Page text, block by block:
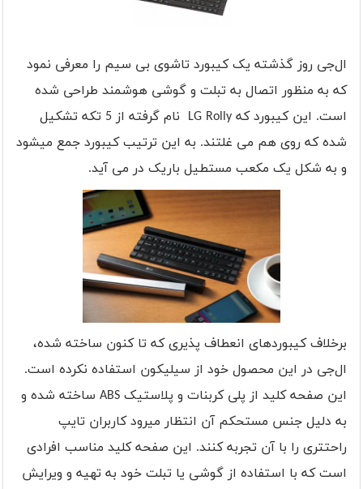
ال‌جی روز گذشته یک کیبورد تاشوی بی سیم را معرفی نمود
که به منظور اتصال به تبلت و گوشی هوشمند طراحی شده
است. این کیبورد که LG Rolly
نام گرفته از 5 تکه تشکیل
شده که روی هم می غلتند. به این ترتیب کیبورد جمع میشود
و به شکل یک مکعب مستطیل باریک در می آید.
برخلاف کیبوردهای انعطاف پذیری که تا کنون ساخته شده،
ال‌جی در این محصول خود از سیلیکون استفاده نکرده است.
این صفحه کلید از پلی کربنات و پلاستیک ABS ساخته شده و
به دلیل جنس مستحکم آن انتظار میرود کاربران تایپ
راحتتری را با آن تجربه کنند. این صفحه کلید مناسب افرادی
است که با استفاده از گوشی یا تبلت خود به تهیه و ویرایش